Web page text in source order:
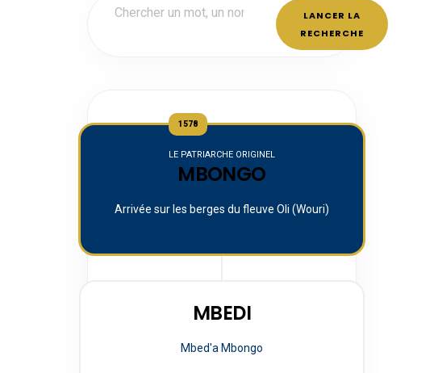
LANCER LA
RECHERCHE
1578
LE PATRIARCHE ORIGINEL
MBONGO
Arrivée sur les berges du fleuve Oli (Wouri)
MBEDI
Mbed'a Mbongo